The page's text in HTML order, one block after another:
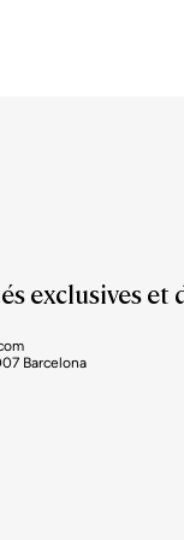
exclusives et
Barcelona